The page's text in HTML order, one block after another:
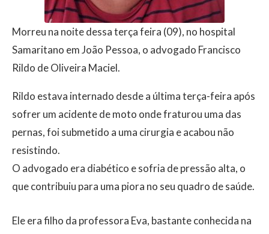
Morreu na noite dessa terça feira (09), no hospital
Samaritano em João Pessoa, o advogado Francisco
Rildo de Oliveira Maciel.
Rildo estava internado desde a última terça-feira após
sofrer um acidente de moto onde fraturou uma das
pernas, foi submetido a uma cirurgia e acabou não
resistindo.
O advogado era diabético e sofria de pressão alta, o
que contribuiu para uma piora no seu quadro de saúde.
Ele era filho da professora Eva, bastante conhecida na